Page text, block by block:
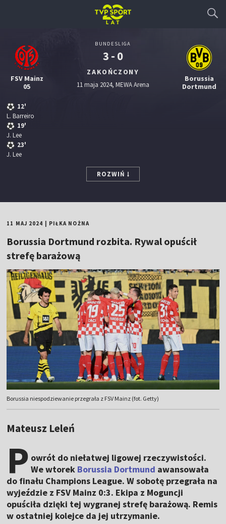
FSV Mainz
05
12'
L. Barreiro
19'
J. Lee
23'
J. Lee
BUNDESLIGA
3 - 0
ZAKOŃCZONY
11 maja 2024, MEWA Arena
Borussia
Dortmund
ROZWIŃ
11 MAJ 2024 PIŁKA NOŻNA
Borussia Dortmund rozbita. Rywal opuścił
strefę barażową
Borussia niespodziewanie przegrała z FSV Mainz (fot. Getty)
Mateusz Leleń
P owrót do niełatwej ligowej rzeczywistości.
We wtorek Borussia Dortmund awansowała
do finału Champions League. W sobotę przegrała na
wyjeździe z FSV Mainz 0:3. Ekipa z Moguncji
opuściła dzięki tej wygranej strefę barażową. Remis
w ostatniej kolejce da jej utrzymanie.